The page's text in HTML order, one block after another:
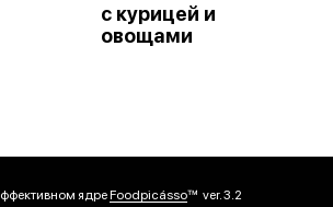
с курицей и
овощами
ядреFoodpicássover. 3.2